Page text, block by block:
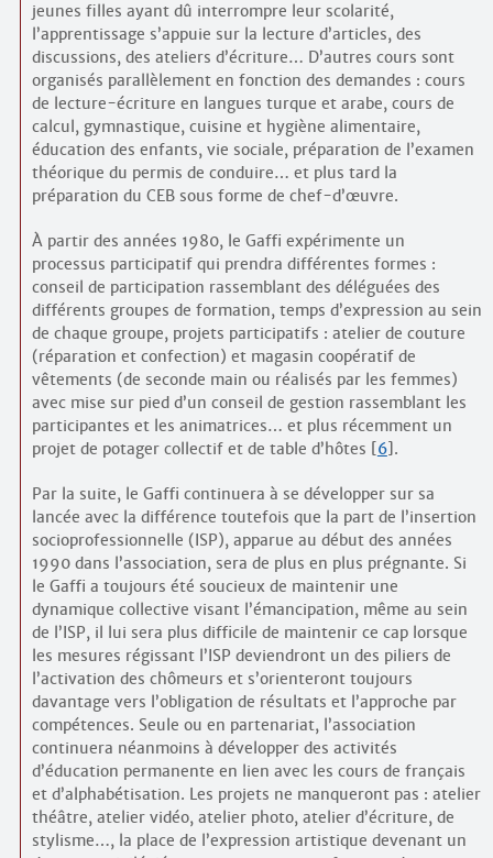
jeunes filles ayant dû interrompre leur scolarité,
l’apprentissage s’appuie sur la lecture d’articles, des
discussions, des ateliers d’écriture… D’autres cours sont
organisés parallèlement en fonction des demandes : cours
de lecture-écriture en langues turque et arabe, cours de
calcul, gymnastique, cuisine et hygiène alimentaire,
éducation des enfants, vie sociale, préparation de l’examen
théorique du permis de conduire… et plus tard la
préparation du CEB sous forme de chef-d’œuvre.
À partir des années 1980, le Gaffi expérimente un
processus participatif qui prendra différentes formes :
conseil de participation rassemblant des déléguées des
différents groupes de formation, temps d’expression au sein
de chaque groupe, projets participatifs : atelier de couture
(réparation et confection) et magasin coopératif de
vêtements (de seconde main ou réalisés par les femmes)
avec mise sur pied d’un conseil de gestion rassemblant les
participantes et les animatrices… et plus récemment un
projet de potager collectif et de table d’hôtes [6].
Par la suite, le Gaffi continuera à se développer sur sa
lancée avec la différence toutefois que la part de l’insertion
socio­professionnelle (ISP), apparue au début des années
1990 dans l’association, sera de plus en plus prégnante. Si
le Gaffi a toujours été soucieux de maintenir une
dynamique collective visant l’émancipation, même au sein
de l’ISP, il lui sera plus difficile de maintenir ce cap lorsque
les mesures régissant l’ISP deviendront un des piliers de
l’activation des chômeurs et s’orienteront toujours
davantage vers l’obligation de résultats et l’approche par
compétences. Seule ou en partenariat, l’association
continuera néanmoins à développer des activités
d’éducation permanente en lien avec les cours de français
et d’alphabétisation. Les projets ne manqueront pas : atelier
théâtre, atelier vidéo, atelier photo, atelier d’écriture, de
stylisme…, la place de l’expression artistique devenant un